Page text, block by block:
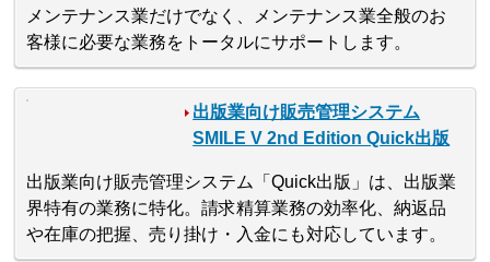
メンテナンス業だけでなく、メンテナンス業全般のお
客様に必要な業務をトータルにサポートします。
出版業向け販売管理システム
SMILE V 2nd Edition Quick出版
出版業向け販売管理システム「Quick出版」は、出版業
界特有の業務に特化。請求精算業務の効率化、納返品
や在庫の把握、売り掛け・入金にも対応しています。